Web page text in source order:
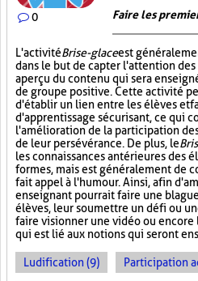
0 Faire les
L'activitéBrise-glaceest
dans le but de capter l'attention des
aperçu du contenu qui sera
de groupe positive. Cette activité
d'établir un lien entre les élèves et
d'apprentissage sécurisant, ce qui
l'amélioration de la participation
de leur persévérance. De plus, le
les connaissances antérieures des
formes, mais est généralement de
fait appel à l'humour. Ainsi, afin
enseignant pourrait faire une
élèves, leur soumettre un défi ou
faire visionner une vidéo ou
qui est lié aux notions qui seront
Ludification (9) Participation